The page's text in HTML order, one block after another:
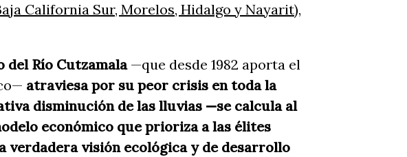
California Sur, Morelos, Hidalgo y Nayarit),
del Río Cutzamala—que desde 1982 aporta el
atraviesa por su peor crisis en toda la
disminución de las lluvias —se calcula al
económico que prioriza a las élites
verdadera visión ecológica y de desarrollo